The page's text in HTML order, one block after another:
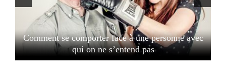
Comment se comporter face à une personne avec
qui on ne s’entend pas